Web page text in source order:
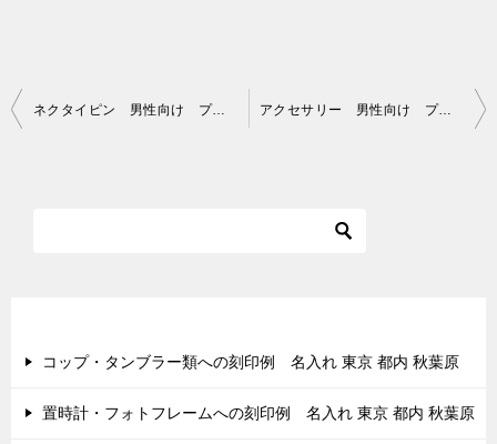
投
ョ
ネクタイピン 男性向け プレゼント アクセサリー 男性向け プレゼント
コップ・タンブラー類への刻印例 名入れ 東京 都内 秋葉原
置時計・フォトフレームへの刻印例 名入れ 東京 都内 秋葉原